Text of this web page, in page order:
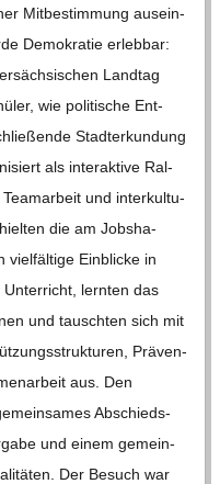
Mit­be­stim­mung aus­ein­
Demo­kra­tie erleb­bar:
Land­tag
wie poli­ti­sche Ent­
Stadt­er­kun­dung
als inter­ak­tive Ral­
und inter­kul­tu­
die am Job­sha­
viel­fäl­tige Ein­bli­cke in
lern­ten das
und tausch­ten sich mit
Prä­ven­
aus. Den
Abschieds­
und einem gemein­
Der Besuch war